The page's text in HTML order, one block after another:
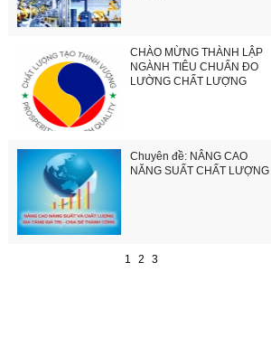
CHÀO MỪNG THÀNH LẬP
NGÀNH TIÊU CHUẨN ĐO
LƯỜNG CHẤT LƯỢNG
Chuyên đề: NÂNG CAO
NĂNG SUẤT CHẤT LƯỢNG
1 2 3